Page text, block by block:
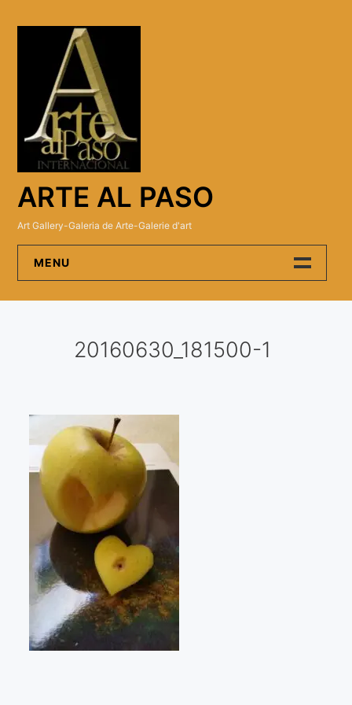
ARTE AL PASO
Art Gallery-Galeria de Arte-Galerie d'art
MENU
Artistas
Visitas a los ateliers o talleres de artistas
Presse
Qué dicen de nosotros?
Aviso legal
Política de cookies
Expositions
Bruit de gommettes Paris 2025
20160630_181500-1